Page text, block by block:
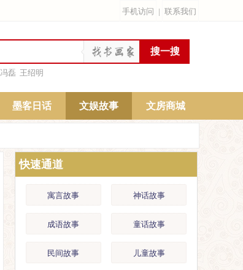
手机访问 | 联系我们
冯磊 王绍明
墨客日话 文娱故事 文房商城
快速通道
寓言故事 神话故事
成语故事 童话故事
民间故事 儿童故事